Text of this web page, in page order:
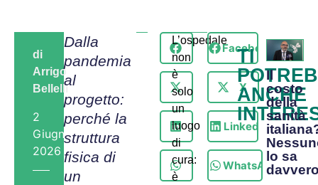
di
Arrigo
Bellelli
2
Giugno,
2026
Dalla
pandemia
al
progetto:
perché la
struttura
fisica di
un
L’ospedale
non
è
solo
un
luogo
di
cura:
è
Facebook
X
LinkedIn
WhatsApp
TI
ANCHE
Il
costo
della
sanità
lo sa